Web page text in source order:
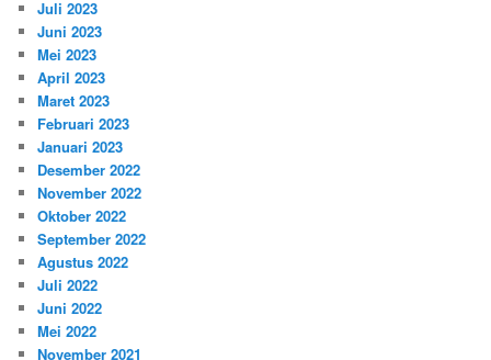
Juli 2023
Juni 2023
Mei 2023
April 2023
Maret 2023
Februari 2023
Januari 2023
Desember 2022
November 2022
Oktober 2022
September 2022
Agustus 2022
Juli 2022
Juni 2022
Mei 2022
November 2021